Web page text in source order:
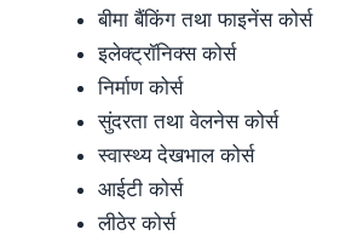
बीमा बैंकिंग तथा फाइनेंस कोर्स
इलेक्ट्रॉनिक्स कोर्स
निर्माण कोर्स
सुंदरता तथा वेलनेस कोर्स
स्वास्थ्य देखभाल कोर्स
आईटी कोर्स
लीठेर कोर्स